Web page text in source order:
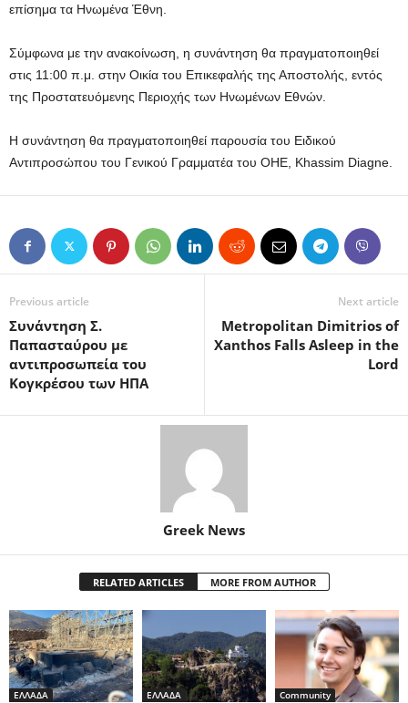
επίσημα τα Ηνωμένα Έθνη.
Σύμφωνα με την ανακοίνωση, η συνάντηση θα πραγματοποιηθεί
στις 11:00 π.μ. στην Οικία του Επικεφαλής της Αποστολής, εντός
της Προστατευόμενης Περιοχής των Ηνωμένων Εθνών.
Η συνάντηση θα πραγματοποιηθεί παρουσία του Ειδικού
Αντιπροσώπου του Γενικού Γραμματέα του ΟΗΕ, Khassim Diagne.
Previous article
Συνάντηση Σ.
Παπασταύρου με
αντιπροσωπεία του
Κογκρέσου των ΗΠΑ
Next article
Metropolitan Dimitrios of
Xanthos Falls Asleep in the
Lord
Greek News
RELATED ARTICLES MORE FROM AUTHOR
ΕΛΛΑΔΑ ΕΛΛΑΔΑ Community